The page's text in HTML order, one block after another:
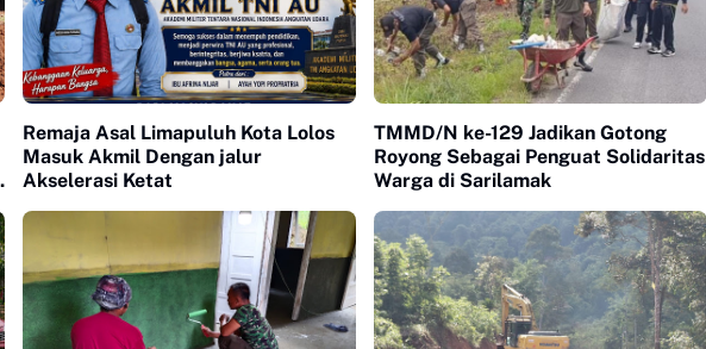
Remaja Asal Limapuluh Kota Lolos
Masuk Akmil Dengan jalur
Akselerasi Ketat
TMMD/N ke-129 Jadikan Gotong
Royong Sebagai Penguat Solidaritas
Warga di Sarilamak